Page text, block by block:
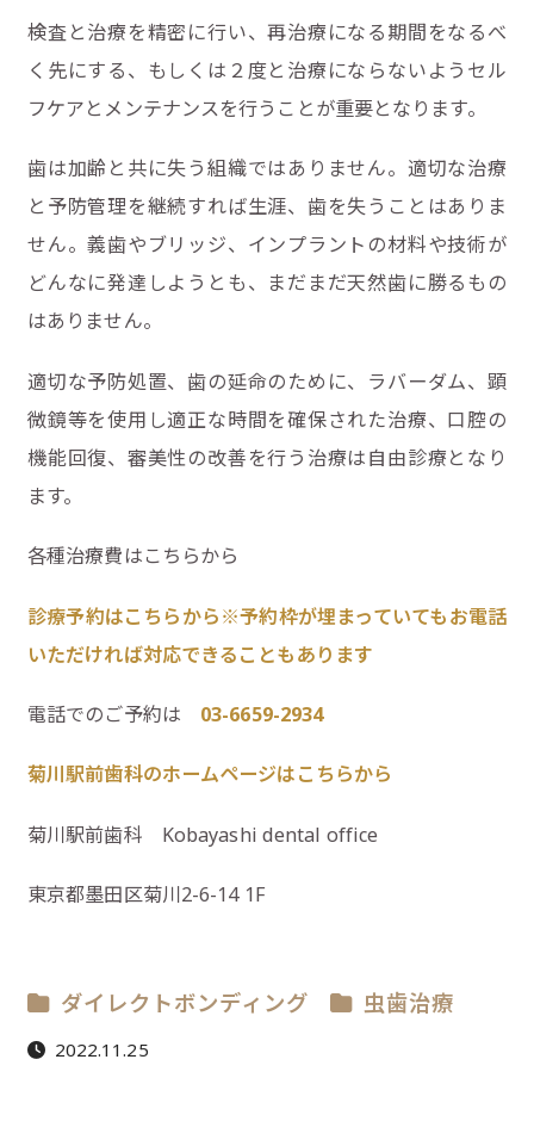
検査と治療を精密に行い、再治療になる期間をなるべ
く先にする、もしくは２度と治療にならないようセル
フケアとメンテナンスを行うことが重要となります。
歯は加齢と共に失う組織ではありません。適切な治療
と予防管理を継続すれば生涯、歯を失うことはありま
せん。義歯やブリッジ、インプラントの材料や技術が
どんなに発達しようとも、まだまだ天然歯に勝るもの
はありません。
適切な予防処置、歯の延命のために、ラバーダム、顕
微鏡等を使用し適正な時間を確保された治療、口腔の
機能回復、審美性の改善を行う治療は自由診療となり
ます。
各種治療費はこちらから
診療予約はこちらから※予約枠が埋まっていてもお電話
いただければ対応できることもあります
電話でのご予約は 03-6659-2934
菊川駅前歯科のホームページはこちらから
菊川駅前歯科 Kobayashi dental office
東京都墨田区菊川2-6-14 1F
ダイレクトボンディング 虫歯治療
2022.11.25